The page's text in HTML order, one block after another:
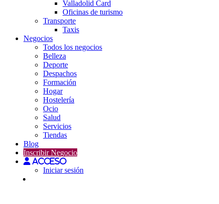
Valladolid Card
Oficinas de turismo
Transporte
Taxis
Negocios
Todos los negocios
Belleza
Deporte
Despachos
Formación
Hogar
Hostelería
Ocio
Salud
Servicios
Tiendas
Blog
Inscribir Negocio
Acceso
Iniciar sesión